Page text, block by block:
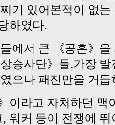
기 있어본적이 없는
하였다.
에서 큰 《공훈》
승사단》들,가장
으나 패전만을 거듭
이라고 자처하던 맥
워커 등이 전쟁에